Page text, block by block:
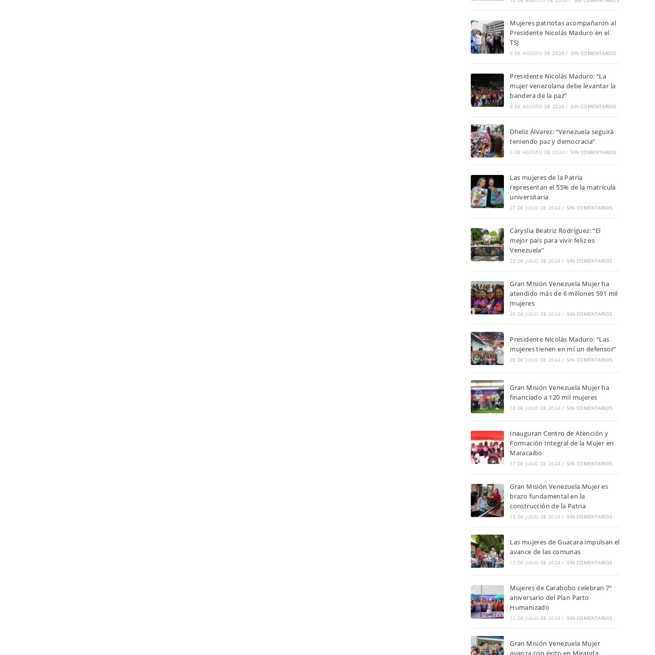
Mujeres patriotas acompañaron al
Presidente Nicolás Maduro en el
TSJ
9 DE AGOSTO DE 2024 / SIN COMENTARIOS
Presidente Nicolás Maduro: “La
mujer venezolana debe levantar la
bandera de la paz”
3 DE AGOSTO DE 2024 / SIN COMENTARIOS
Dheliz Álvarez: “Venezuela seguirá
teniendo paz y democracia”
3 DE AGOSTO DE 2024 / SIN COMENTARIOS
Las mujeres de la Patria
representan el 55% de la matrícula
universitaria
27 DE JULIO DE 2024 / SIN COMENTARIOS
Caryslia Beatriz Rodríguez: “El
mejor país para vivir feliz es
Venezuela”
22 DE JULIO DE 2024 / SIN COMENTARIOS
Gran Misión Venezuela Mujer ha
atendido más de 6 millones 591 mil
mujeres
20 DE JULIO DE 2024 / SIN COMENTARIOS
Presidente Nicolás Maduro: “Las
mujeres tienen en mí un defensor”
20 DE JULIO DE 2024 / SIN COMENTARIOS
Gran Misión Venezuela Mujer ha
financiado a 120 mil mujeres
18 DE JULIO DE 2024 / SIN COMENTARIOS
Inauguran Centro de Atención y
Formación Integral de la Mujer en
Maracaibo
17 DE JULIO DE 2024 / SIN COMENTARIOS
Gran Misión Venezuela Mujer es
brazo fundamental en la
construcción de la Patria
15 DE JULIO DE 2024 / SIN COMENTARIOS
Las mujeres de Guacara impulsan el
avance de las comunas
13 DE JULIO DE 2024 / SIN COMENTARIOS
Mujeres de Carabobo celebran 7°
aniversario del Plan Parto
Humanizado
12 DE JULIO DE 2024 / SIN COMENTARIOS
Gran Misión Venezuela Mujer